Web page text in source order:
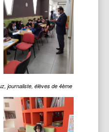
journaliste, élèves de 4ème